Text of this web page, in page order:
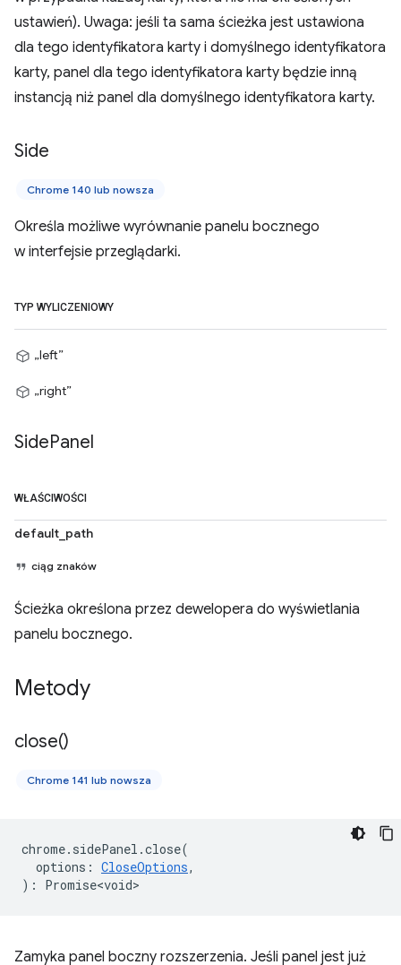
ustawień). Uwaga: jeśli ta sama ścieżka jest ustawiona
dla tego identyfikatora karty i domyślnego identyfikatora
karty, panel dla tego identyfikatora karty będzie inną
instancją niż panel dla domyślnego identyfikatora karty.
Side
Chrome 140 lub nowsza
Określa możliwe wyrównanie panelu bocznego
w interfejsie przeglądarki.
TYP WYLICZENIOWY
„left”
„right”
SidePanel
WŁAŚCIWOŚCI
default_path
ciąg znaków
Ścieżka określona przez dewelopera do wyświetlania
panelu bocznego.
Metody
close()
Chrome 141 lub nowsza
chrome. sidePanel .close(
options : CloseOptions,
) : Promise<void>
Zamyka panel boczny rozszerzenia. Jeśli panel jest już